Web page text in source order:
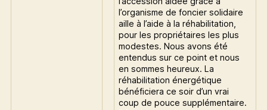
l’organisme de foncier solidaire
aille à l’aide à la réhabilitation,
pour les propriétaires les plus
modestes. Nous avons été
entendus sur ce point et nous
en sommes heureux. La
réhabilitation énergétique
bénéficiera ce soir d’un vrai
coup de pouce supplémentaire.